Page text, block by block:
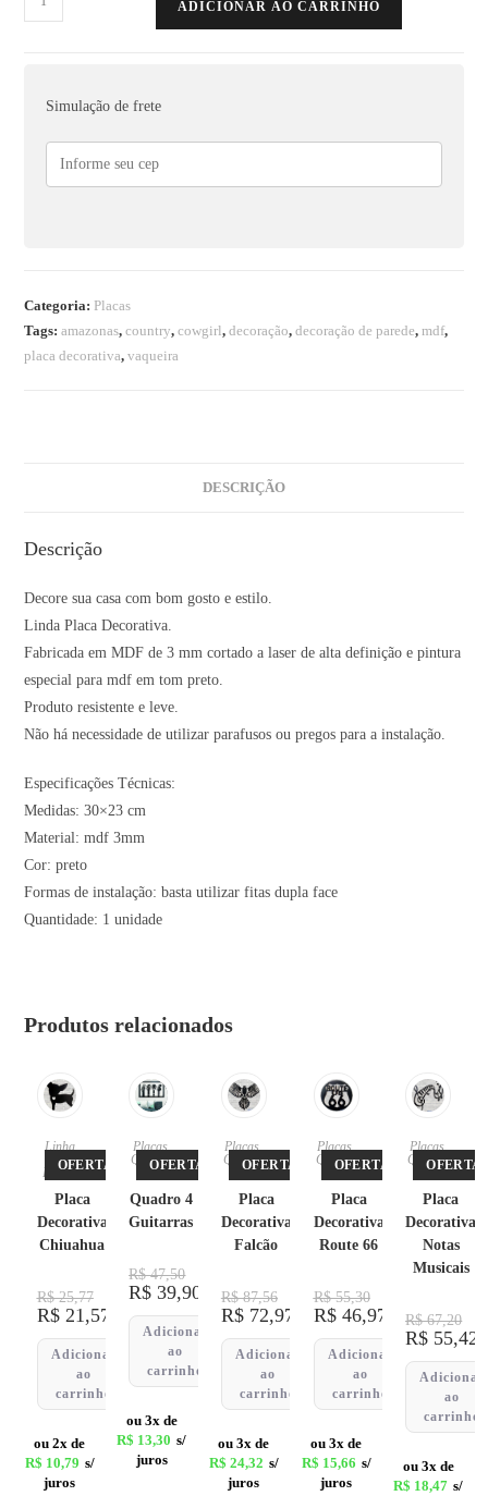
ADICIONAR AO CARRINHO
Simulação de frete
Categoria: Placas
Tags:amazonas,country,cowgirl,decoração,decoração de parede,mdf,
placa decorativa,vaqueira
DESCRIÇÃO
Descrição
Decore sua casa com bom gosto e estilo.
Linda Placa Decorativa.
Fabricada em MDF de 3 mm cortado a laser de alta definição e pintura
especial para mdf em tom preto.
Produto resistente e leve.
Não há necessidade de utilizar parafusos ou pregos para a instalação.
Especificações Técnicas:
Medidas: 30×23 cm
Material: mdf 3mm
Cor: preto
Formas de instalação: basta utilizar fitas dupla face
Quantidade: 1 unidade
Produtos relacionados
OFERTA!
Linha
Pet,
Placas
Placa
Decorativa
Chiuahua
R$25,77
R$21,57
Adicionar
ao
carrinho
ou 2x de
R$ 10,79 s/
juros
OFERTA!
Placas,
Quadro
s
Quadro 4
Guitarras
R$47,50
R$ 39,90
Adicionar
ao
carrinho
ou 3x de
R$ 13,30 s/
juros
OFERTA!
Placas,
Quadro
s
Placa
Decorativa
Falcão
R$87,56
R$72,97
Adicionar
ao
carrinho
ou 3x de
R$ 24,32 s/
juros
OFERTA!
Placas,
Quadro
s
Placa
Decorativa
Route 66
R$55,30
R$46,97
Adicionar
ao
carrinho
ou 3x de
R$ 15,66 s/
juros
OFERTA!
Placas,
Quadro
s
Placa
Decorativa
Notas
Musicais
R$67,20
R$ 55,42
Adicionar
ao
carrinho
ou 3x de
R$ 18,47 s/